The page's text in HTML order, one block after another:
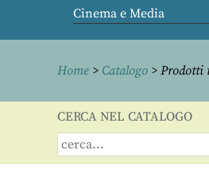
Cinema e Media
Home > Catalogo > Prodotti
CERCA NEL CATALOGO